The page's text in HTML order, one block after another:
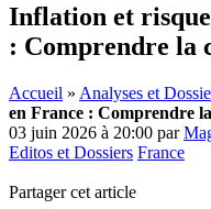
Inflation et risque
: Comprendre la
Accueil » Analyses et
en France : Comprendre
03 juin 2026 à 20:00 par
Editos et Dossiers France
Partager cet article